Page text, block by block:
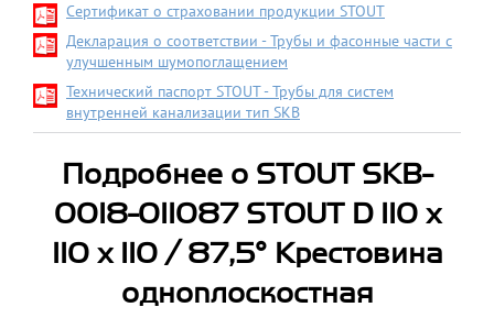
Сертификат о страховании продукции STOUT
Декларация о соответствии - Трубы и фасонные части с
улучшенным шумопоглащением
Технический паспорт STOUT - Трубы для систем
внутренней канализации тип SКВ
Подробнее о STOUT SKB-
0018-011087 STOUT D 110 х
110 х 110 / 87,5° Крестовина
одноплоскостная